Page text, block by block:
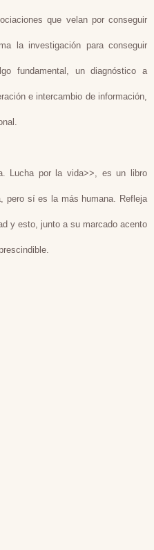
que velan por conseguir
la investigación para conseguir
fundamental, un diagnóstico a
e intercambio de información,
Lucha por la vida>>, es un libro
pero sí es la más humana. Refleja
y esto, junto a su marcado acento